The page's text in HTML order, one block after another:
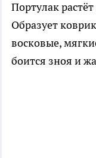
Портулак
Образует
восковые,
боится зноя и